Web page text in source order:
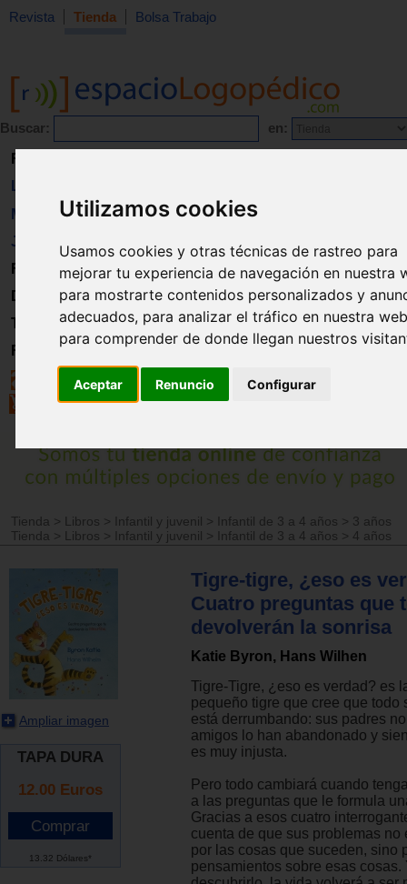
Utilizamos cookies
Usamos cookies y otras técnicas de rastreo para
mejorar tu experiencia de navegación en nuestra
para mostrarte contenidos personalizados y
adecuados, para analizar el tráfico en nuestra
para comprender de donde llegan nuestros
Aceptar Renuncio Configurar
Revista Tienda Bolsa Trabajo
Buscar: en:
Revista
Libros
Material
Juguetes
Formación
Directorio
Trabajo
Registro
Tienda > Libros > Infantil y juvenil > Infantil de 3 a 4 años > 3 años
Tienda
> Libros > Infantil y juvenil > Infantil de 3 a 4 años > 4 años
Ampliar imagen
TAPA DURA
12.00 Euros
13.32 Dólares*
Tigre-tigre, ¿eso es
Cuatro preguntas que
devolverán la sonrisa
Katie Byron, Hans Wilhen
Tigre-Tigre, ¿eso es verdad? es
pequeño tigre que cree que todo
está derrumbando: sus padres
amigos lo han abandonado y
es muy injusta.
Pero todo cambiará cuando
a las preguntas que le formula
Gracias a esos cuatro
cuenta de que sus problemas no
por las cosas que suceden, sino
pensamientos sobre esas cosas.